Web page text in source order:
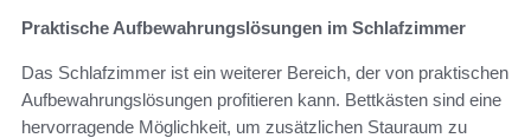
Praktische Aufbewahrungslösungen im Schlafzimmer
Das Schlafzimmer ist ein weiterer Bereich, der von praktischen
Aufbewahrungslösungen profitieren kann. Bettkästen sind eine
hervorragende Möglichkeit, um zusätzlichen Stauraum zu